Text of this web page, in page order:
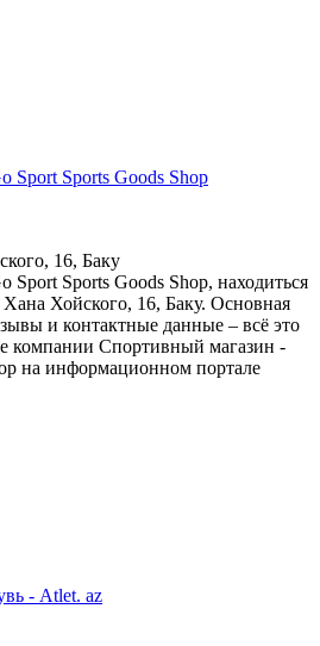
Sport Sports Goods Shop
16, Баку
Sports Goods Shop, находиться
Хойского, 16, Баку. Основная
и контактные данные – всё это
компании Спортивный магазин -
на информационном портале
- Atlet. az